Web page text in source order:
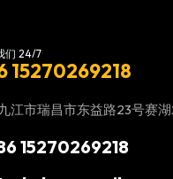
们 24/7
15270269218
江市瑞昌市东益路23号赛
15270269218